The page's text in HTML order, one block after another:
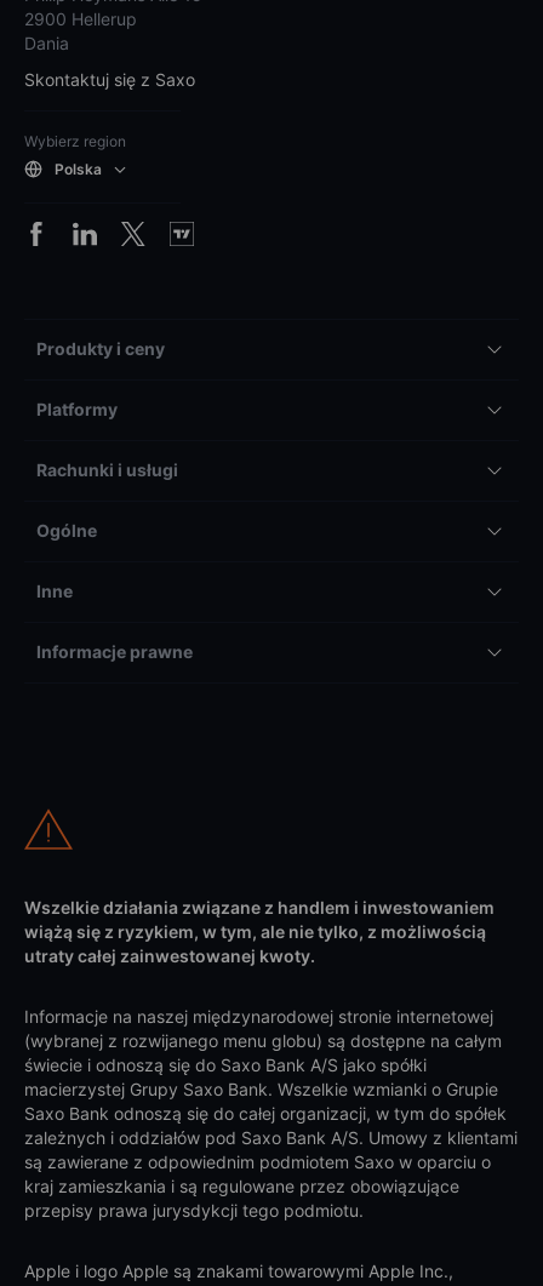
2900 Hellerup
Dania
Skontaktuj się z Saxo
Wybierz region
Polska
Produkty i ceny
Platformy
Rachunki i usługi
Ogólne
Inne
Informacje prawne
Wszelkie działania związane z handlem i inwestowaniem
wiążą się z ryzykiem, w tym, ale nie tylko, z możliwością
utraty całej zainwestowanej kwoty.
Informacje na naszej międzynarodowej stronie internetowej
(wybranej z rozwijanego menu globu) są dostępne na całym
świecie i odnoszą się do Saxo Bank A/S jako spółki
macierzystej Grupy Saxo Bank. Wszelkie wzmianki o Grupie
Saxo Bank odnoszą się do całej organizacji, w tym do spółek
zależnych i oddziałów pod Saxo Bank A/S. Umowy z klientami
są zawierane z odpowiednim podmiotem Saxo w oparciu o
kraj zamieszkania i są regulowane przez obowiązujące
przepisy prawa jurysdykcji tego podmiotu.
Apple i logo Apple są znakami towarowymi Apple Inc.,